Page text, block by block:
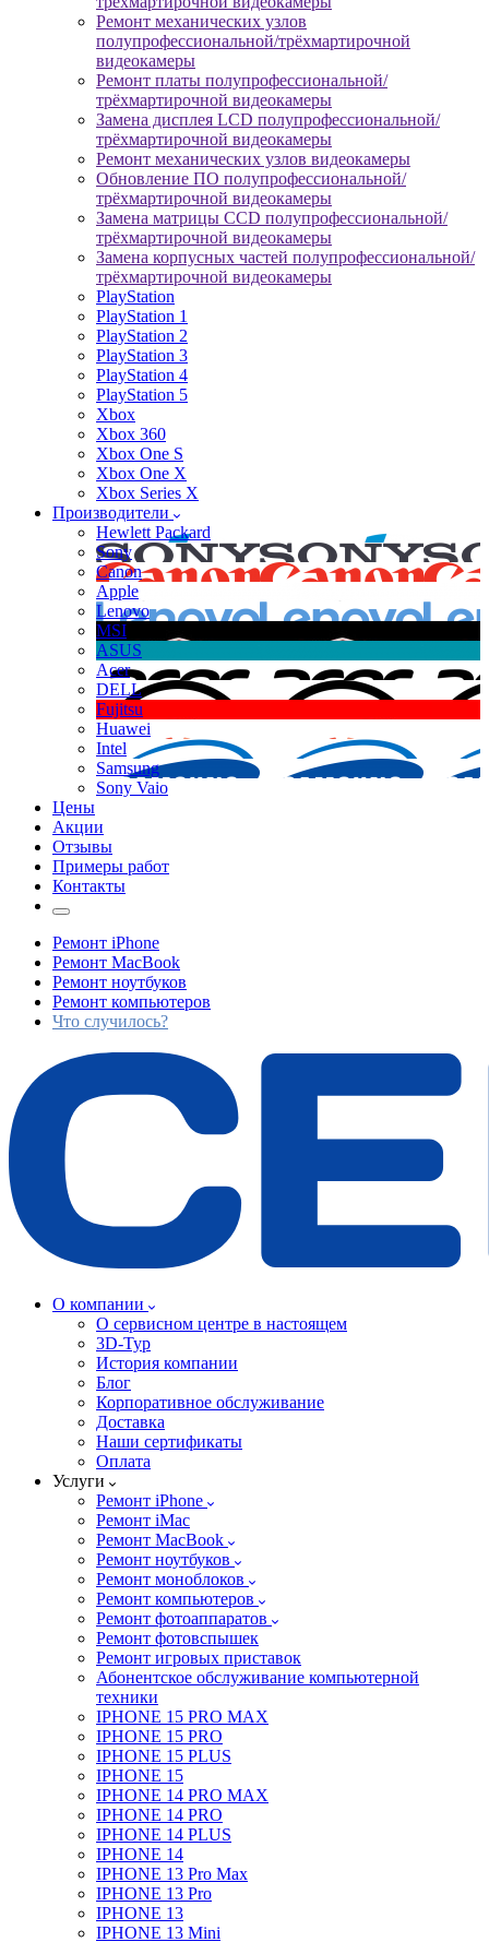
Ремонт механических узлов
полупрофессиональной/трёхмартирочной
видеокамеры
Ремонт платы полупрофессиональной/
трёхмартирочной видеокамеры
Замена дисплея LCD полупрофессиональной/
трёхмартирочной видеокамеры
Ремонт механических узлов видеокамеры
Обновление ПО полупрофессиональной/
трёхмартирочной видеокамеры
Замена матрицы CCD полупрофессиональной/
трёхмартирочной видеокамеры
Замена корпусных частей полупрофессиональной/
трёхмартирочной видеокамеры
PlayStation
PlayStation 1
PlayStation 2
PlayStation 3
PlayStation 4
PlayStation 5
Xbox
Xbox 360
Xbox One S
Xbox One X
Xbox Series X
Производители
Hewlett Packard
Sony
Canon
Apple
Lenovo
MSI
ASUS
Acer
DELL
Fujitsu
Huawei
Intel
Samsung
Sony Vaio
Цены
Акции
Отзывы
Примеры работ
Контакты
Ремонт iPhone
Ремонт MacBook
Ремонт ноутбуков
Ремонт компьютеров
Что случилось?
О компании
О сервисном центре в настоящем
3D-Тур
История компании
Блог
Корпоративное обслуживание
Доставка
Наши сертификаты
Оплата
Услуги
Ремонт iPhone
Ремонт iMac
Ремонт MacBook
Ремонт ноутбуков
Ремонт моноблоков
Ремонт компьютеров
Ремонт фотоаппаратов
Ремонт фотовспышек
Ремонт игровых приставок
Абонентское обслуживание компьютерной
техники
IPHONE 15 PRO MAX
IPHONE 15 PRO
IPHONE 15 PLUS
IPHONE 15
IPHONE 14 PRO MAX
IPHONE 14 PRO
IPHONE 14 PLUS
IPHONE 14
IPHONE 13 Pro Max
IPHONE 13 Pro
IPHONE 13
IPHONE 13 Mini